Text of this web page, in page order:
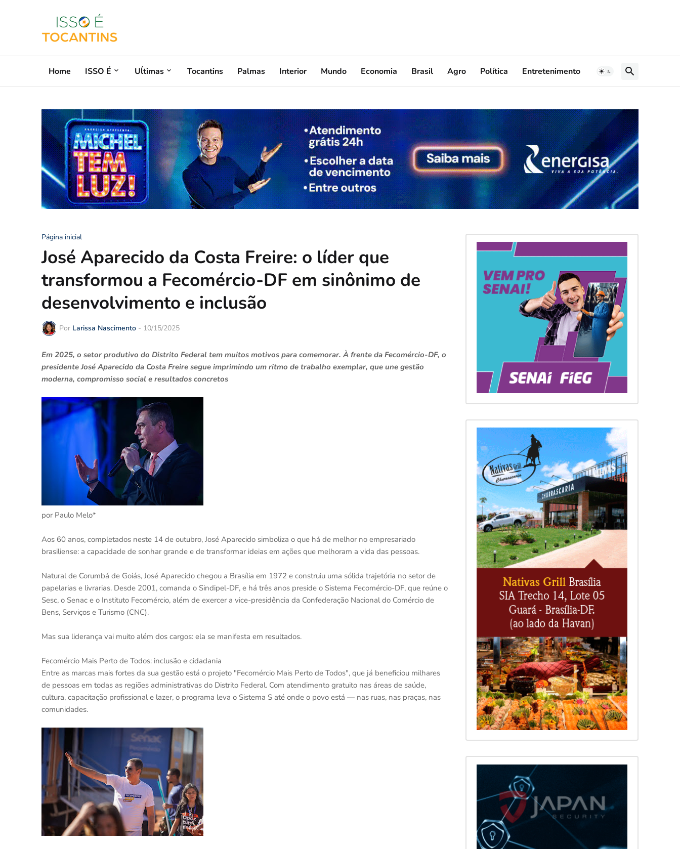
Home ISSO É Uĺtimas Tocantins Palmas Interior Mundo Economia Brasil Agro Política Entretenimento
Página inicial
José Aparecido da Costa Freire: o líder que
transformou a Fecomércio-DF em sinônimo de
desenvolvimento e inclusão
Por Larissa Nascimento - 10/15/2025
Em 2025, o setor produtivo do Distrito Federal tem muitos motivos para comemorar. À frente da Fecomércio-DF, o
presidente José Aparecido da Costa Freire segue imprimindo um ritmo de trabalho exemplar, que une gestão
moderna, compromisso social e resultados concretos
por Paulo Melo*
Aos 60 anos, completados neste 14 de outubro, José Aparecido simboliza o que há de melhor no empresariado
brasiliense: a capacidade de sonhar grande e de transformar ideias em ações que melhoram a vida das pessoas.
Natural de Corumbá de Goiás, José Aparecido chegou a Brasília em 1972 e construiu uma sólida trajetória no setor de
papelarias e livrarias. Desde 2001, comanda o Sindipel-DF, e há três anos preside o Sistema Fecomércio-DF, que reúne o
Sesc, o Senac e o Instituto Fecomércio, além de exercer a vice-presidência da Confederação Nacional do Comércio de
Bens, Serviços e Turismo (CNC).
Mas sua liderança vai muito além dos cargos: ela se manifesta em resultados.
Fecomércio Mais Perto de Todos: inclusão e cidadania
Entre as marcas mais fortes da sua gestão está o projeto "Fecomércio Mais Perto de Todos", que já beneficiou milhares
de pessoas em todas as regiões administrativas do Distrito Federal. Com atendimento gratuito nas áreas de saúde,
cultura, capacitação profissional e lazer, o programa leva o Sistema S até onde o povo está — nas ruas, nas praças, nas
comunidades.